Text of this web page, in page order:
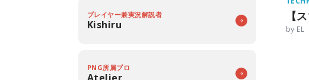
【
by EL
プレイヤー兼実況解説者
Kishiru
PNG所属プロ